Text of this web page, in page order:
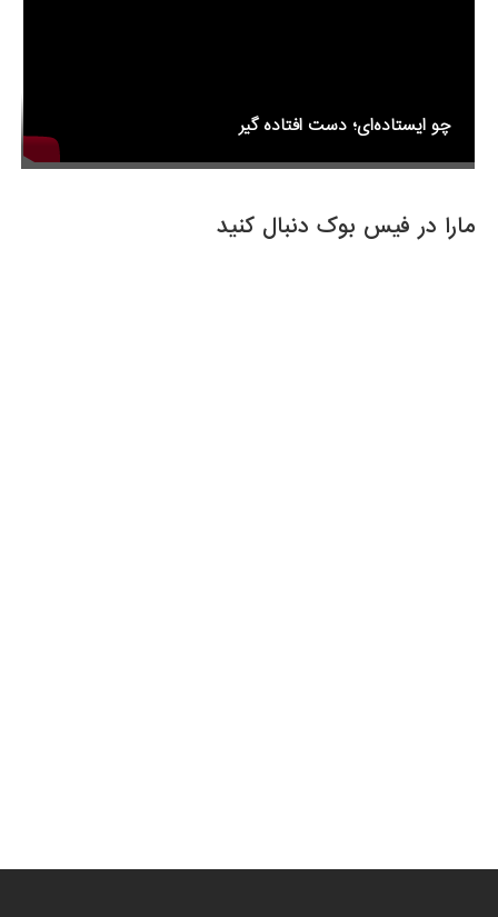
چو ایستاده‌ای؛ دست افتاده گیر
مارا در فیس بوک دنبال کنید